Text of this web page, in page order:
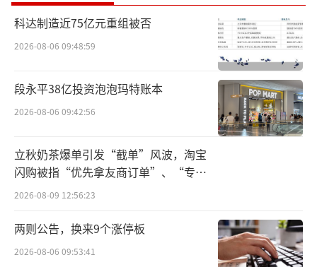
科达制造近75亿元重组被否
2026-08-06 09:48:59
段永平38亿投资泡泡玛特账本
2026-08-06 09:42:56
立秋奶茶爆单引发“截单”风波，淘宝
闪购被指“优先拿友商订单”、“专挑
贵的拿”
2026-08-09 12:56:23
两则公告，换来9个涨停板
2026-08-06 09:53:41